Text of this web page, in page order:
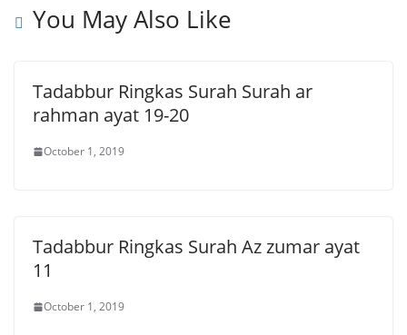
You May Also Like
Tadabbur Ringkas Surah Surah ar
rahman ayat 19-20
October 1, 2019
Tadabbur Ringkas Surah Az zumar ayat
11
October 1, 2019